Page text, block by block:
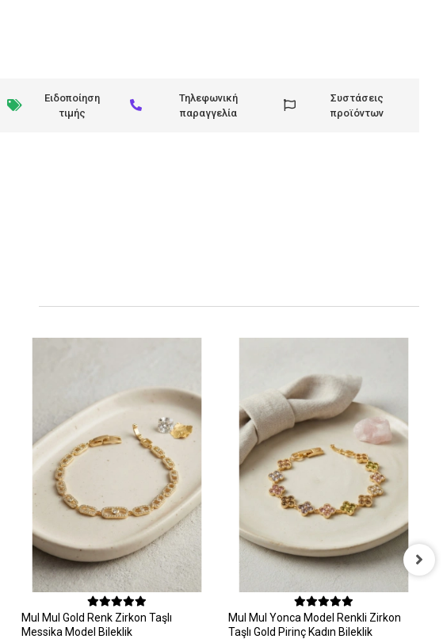
Ειδοποίηση
τιμής
Τηλεφωνική
παραγγελία
Συστάσεις
προϊόντων
MuI MuI Gold Renk Zirkon Taşlı
Messika Model Bileklik
MuI MuI Yonca Model Renkli Zirkon
Taşlı Gold Pirinç Kadın Bileklik